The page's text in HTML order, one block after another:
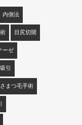
内側法
目尻切開
ーゼ
引
まつ毛手術